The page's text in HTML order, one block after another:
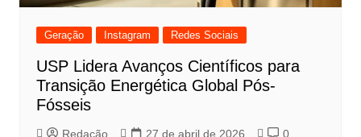
Geração Instagram Redes Sociais
USP Lidera Avanços Científicos para
Transição Energética Global Pós-
Fósseis
Redação 27 de abril de 2026 0